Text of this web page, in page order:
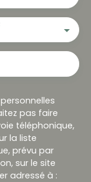
pas faire
téléphonique,
la liste
prévu par
sur le site
adressé à :